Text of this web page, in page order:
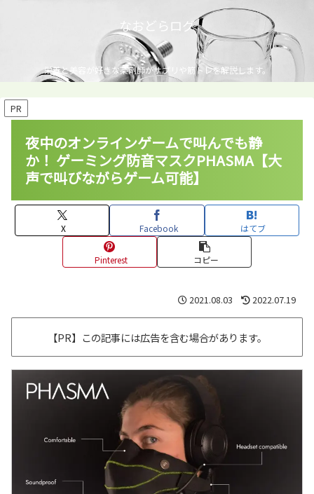
なおどらログ
栄養と美容が好きな薬剤師がサプリや筋トレを解説します。
PR
夜中のオンラインゲームで叫んでも静
か！ ゲーミング防音マスクPHASMA【大
声で叫びながらゲーム可能】
X Facebook はてブ
Pinterest コピー
2021.08.03 2022.07.19
【PR】この記事には広告を含む場合があります。